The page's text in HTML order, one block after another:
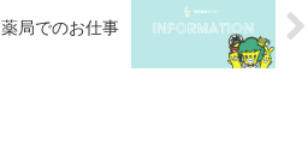
薬局でのお仕事